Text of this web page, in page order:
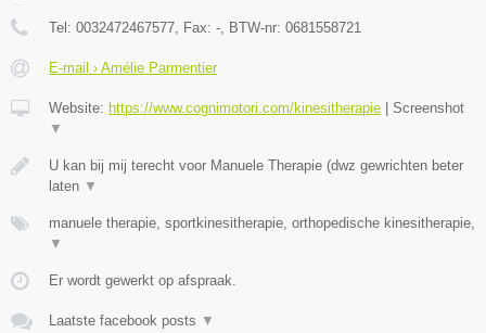
Tel: 0032472467577 , Fax: - , BTW-nr: 0681558721
E-mail › Amélie Parmentier
Website: https://www.cognimotori.com/kinesitherapie | Screenshot
▼
U kan bij mij terecht voor Manuele Therapie (dwz gewrichten beter
laten ▼
manuele therapie, sportkinesitherapie, orthopedische kinesitherapie,
▼
Er wordt gewerkt op afspraak.
Laatste facebook posts ▼